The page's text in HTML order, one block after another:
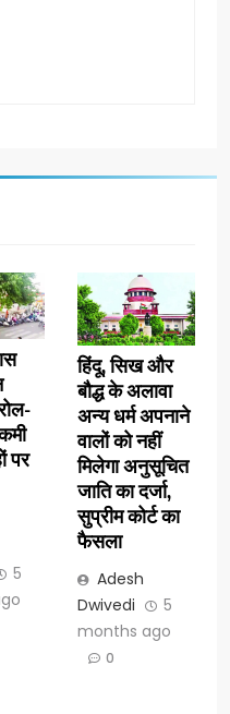
पर
5
हिंदू, सिख और
बौद्ध के अलावा
अन्य धर्म अपनाने
वालों को नहीं
मिलेगा अनुसूचित
जाति का दर्जा,
सुप्रीम कोर्ट का
फैसला
Adesh
Dwivedi
5
months ago
0